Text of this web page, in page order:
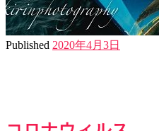
Published 2020年4月3日